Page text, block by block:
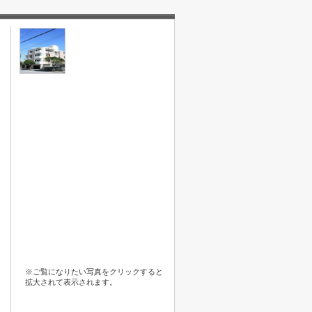
※ご覧になりたい写真をクリックすると
拡大されて表示されます。